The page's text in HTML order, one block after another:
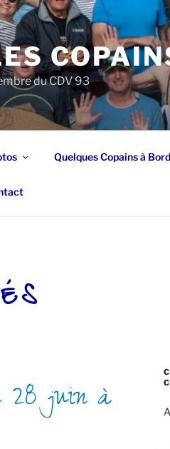
du CDV 93
Quelques Copains à Bord
28 juin à